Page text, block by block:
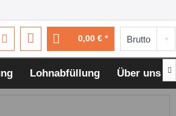
0,00 € *
Lohnabfüllung Über uns 